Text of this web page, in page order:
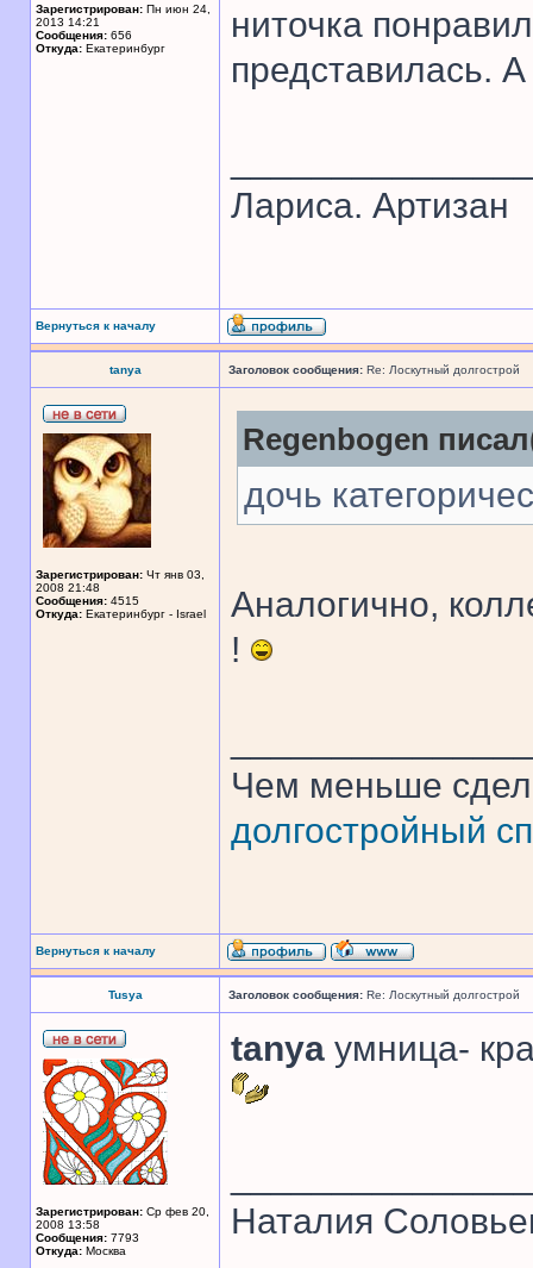
Зарегистрирован: Пн июн 24,
2013 14:21
Сообщения: 656
Откуда: Екатеринбург
ниточка
представилась.
Лариса. Артизан
Вернуться к началу
tanya Заголовок сообщения: Re: Лоскутный долгострой
Зарегистрирован: Чт янв 03,
2008 21:48
Сообщения: 4515
Откуда: Екатеринбург - Israel
Regenbogen
дочь
Аналогично,
!
Чем меньше
долгостройный
Вернуться к началу
Tusya Заголовок сообщения: Re: Лоскутный долгострой
Зарегистрирован: Ср фев 20,
2008 13:58
Сообщения: 7793
Откуда: Москва
tanya умница-
Наталия